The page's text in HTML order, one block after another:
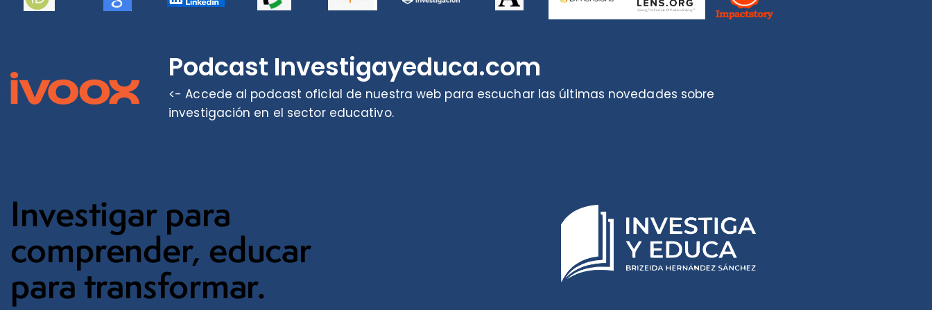
Podcast Investigayeduca.com
<- Accede al podcast oficial de nuestra web para escuchar las últimas novedades sobre
investigación en el sector educativo.
Investigar para
comprender, educar
para transformar.